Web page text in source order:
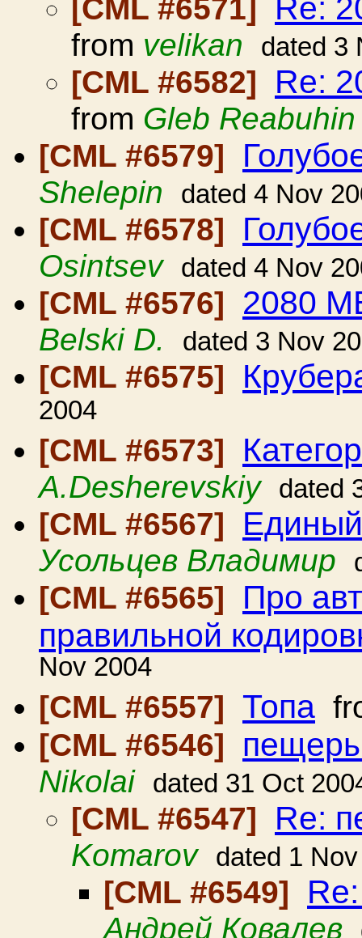
[CML #6571] Re:
from velikan dated 3
[CML #6582] Re:
from Gleb Reabuhin
[CML #6579]
Shelepin dated 4 Nov
[CML #6578]
Osintsev dated 4 Nov
[CML #6576] 2080
Belski D. dated 3 Nov
[CML #6575]
2004
[CML #6573]
A.Desherevskiy dated
[CML #6567]
Усольцев Владимир
[CML #6565] Про
правильной
Nov 2004
[CML #6557] Топа
[CML #6546]
Nikolai dated 31 Oct
[CML #6547] Re:
Komarov dated 1
[CML #6549]
Андрей Ковалев